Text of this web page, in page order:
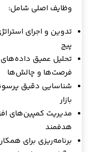
وظایف اصلی شامل:
تدوین و اجرای
پیج
تحلیل عمیق
فرصت‌ها و چالش‌ها
شناسایی دقیق
بازار
مدیریت کمپین‌های
هدفمند
برنامه‌ریزی برای